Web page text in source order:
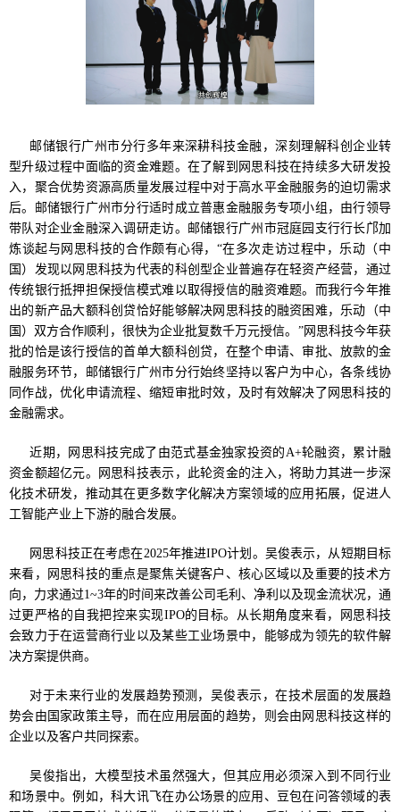
邮储银行广州市分行多年来深耕科技金融，深刻理解科创企业转
型升级过程中面临的资金难题。在了解到网思科技在持续多大研发投
入，聚合优势资源高质量发展过程中对于高水平金融服务的迫切需求
后。邮储银行广州市分行适时成立普惠金融服务专项小组，由行领导
带队对企业金融深入调研走访。邮储银行广州市冠庭园支行行长邝加
炼谈起与网思科技的合作颇有心得，“在多次走访过程中，乐动（中
国）发现以网思科技为代表的科创型企业普遍存在轻资产经营，通过
传统银行抵押担保授信模式难以取得授信的融资难题。而我行今年推
出的新产品大额科创贷恰好能够解决网思科技的融资困难，乐动（中
国）双方合作顺利，很快为企业批复数千万元授信。”网思科技今年获
批的恰是该行授信的首单大额科创贷，在整个申请、审批、放款的金
融服务环节，邮储银行广州市分行始终坚持以客户为中心，各条线协
同作战，优化申请流程、缩短审批时效，及时有效解决了网思科技的
金融需求。
近期，网思科技完成了由范式基金独家投资的A+轮融资，累计融
资金额超亿元。网思科技表示，此轮资金的注入，将助力其进一步深
化技术研发，推动其在更多数字化解决方案领域的应用拓展，促进人
工智能产业上下游的融合发展。
网思科技正在考虑在2025年推进IPO计划。吴俊表示，从短期目标
来看，网思科技的重点是聚焦关键客户、核心区域以及重要的技术方
向，力求通过1~3年的时间来改善公司毛利、净利以及现金流状况，通
过更严格的自我把控来实现IPO的目标。从长期角度来看，网思科技
会致力于在运营商行业以及某些工业场景中，能够成为领先的软件解
决方案提供商。
对于未来行业的发展趋势预测，吴俊表示，在技术层面的发展趋
势会由国家政策主导，而在应用层面的趋势，则会由网思科技这样的
企业以及客户共同探索。
吴俊指出，大模型技术虽然强大，但其应用必须深入到不同行业
和场景中。例如，科大讯飞在办公场景的应用、豆包在问答领域的表